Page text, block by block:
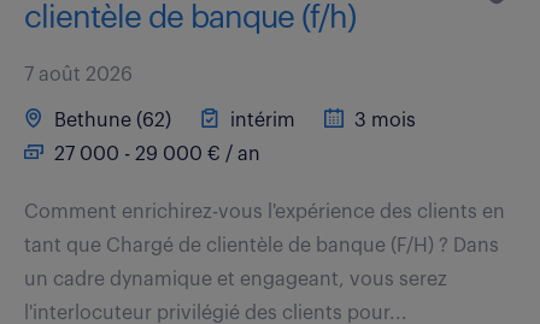
clientèle de banque (f/h)
7 août 2026
Bethune (62) intérim
3 mois
27 000 - 29 000 € / an
Comment enrichirez-vous l'expérience des clients en
tant que Chargé de clientèle de banque (F/H) ? Dans
un cadre dynamique et engageant, vous serez
l'interlocuteur privilégié des clients pour...